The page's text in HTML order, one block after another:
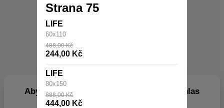
Strana 75
LIFE
60x110
488,00 Kč
244,00 Kč
LIFE
80x150
888,00 Kč
444,00 Kč
Aby web fungoval tak, jak ho znáte (souhlas